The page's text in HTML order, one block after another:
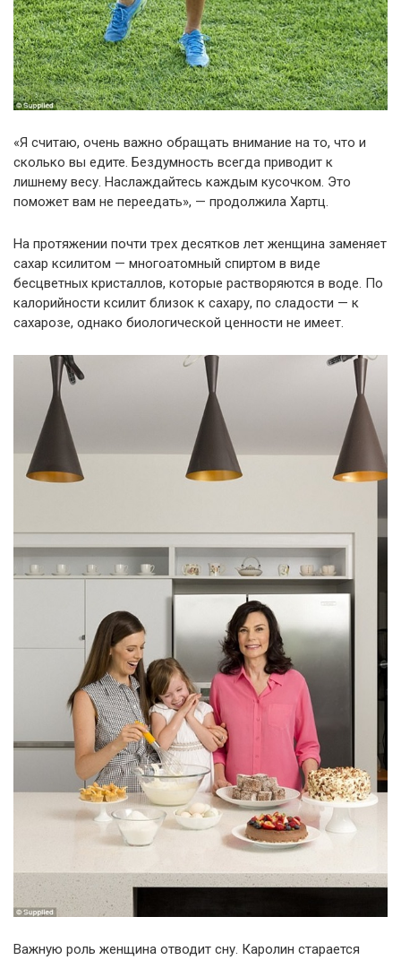
«Я считаю, очень важно обращать внимание на то, что и
сколько вы едите. Бездумность всегда приводит к
лишнему весу. Наслаждайтесь каждым кусочком. Это
поможет вам не переедать», — продолжила Хартц.
На протяжении почти трех десятков лет женщина заменяет
сахар ксилитом — многоатомный спиртом в виде
бесцветных кристаллов, которые растворяются в воде. По
калорийности ксилит близок к сахару, по сладости — к
сахарозе, однако биологической ценности не имеет.
Важную роль женщина отводит сну. Каролин старается